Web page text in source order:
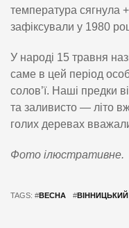
температура сягнула
зафіксували у 1980
У народі 15 травня
саме в цей період
солов’ї. Наші предки
та заливисто — літо
голих деревах
Фото ілюстративне.
TAGS: #ВЕСНА #